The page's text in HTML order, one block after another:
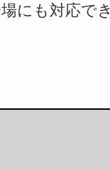
にも対応でき